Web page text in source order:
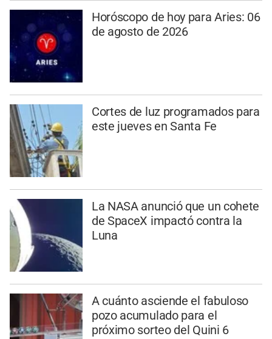
Horóscopo de hoy para Aries: 06
de agosto de 2026
Cortes de luz programados para
este jueves en Santa Fe
La NASA anunció que un cohete
de SpaceX impactó contra la
Luna
A cuánto asciende el fabuloso
pozo acumulado para el
próximo sorteo del Quini 6